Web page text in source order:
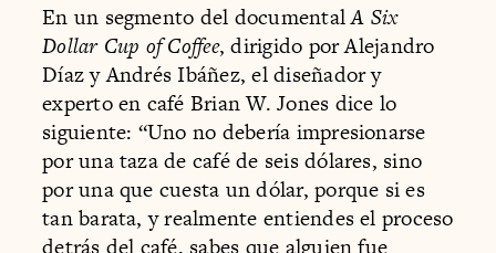
En un segmento del documentalA Six
Dollar Cup of Coffee, dirigido por Alejandro
Díaz y Andrés Ibáñez, el diseñador y
experto en café Brian W. Jones dice lo
siguiente: “Uno no debería impresionarse
por una taza de café de seis dólares, sino
por una que cuesta un dólar, porque si es
tan barata, y realmente entiendes el proceso
detrás del café, sabes que alguien fue